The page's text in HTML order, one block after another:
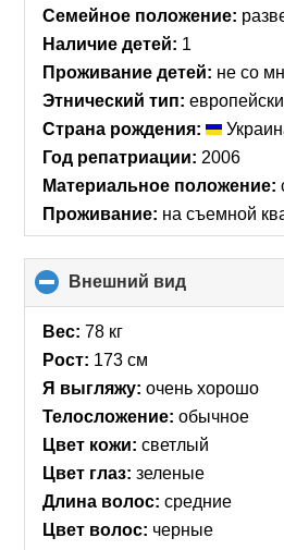
collapse
Семейное положение:
Наличие детей: 1
Проживание детей: не со
Этнический тип:
Страна рождения:
Год репатриации: 2006
Материальное положение:
Проживание: на съемной
Внешний вид
to
Вес: 78 кг
Рост: 173 см
Я выгляжу: очень хорошо
Телосложение: обычное
Цвет кожи: светлый
Цвет глаз: зеленые
Длина волос: средние
Цвет волос: черные